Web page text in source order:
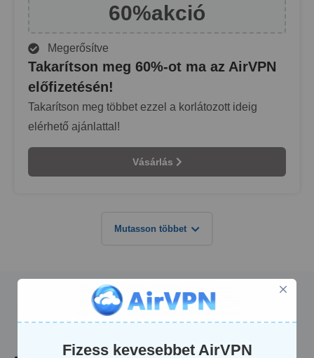
60%akció
Megerősítve
Takarítson meg 60%-ot ma az AirVPN
előfizetésén!
Takarítson meg többet ezzel a korlátozott ideig
elérhető ajánlattal!
Vásárlás
Mutasson többet
Fizess kevesebbet AirVPN